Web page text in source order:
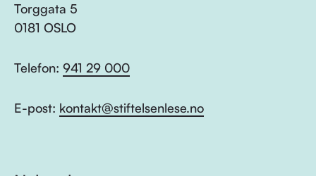
Torggata 5
0181 OSLO
Telefon: 941 29 000
E-post: kontakt@stiftelsenlese.no